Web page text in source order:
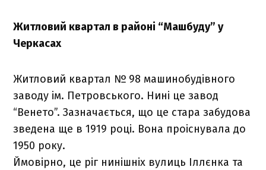
Житловий квартал в районі “Машбуду” у
Черкасах
Житловий квартал № 98 машинобудівного
заводу ім. Петровського. Нині це завод
“Венето”. Зазначається, що це стара забудова
зведена ще в 1919 році. Вона проіснувала до
1950 року.
Ймовірно, це ріг нинішніх вулиць Іллєнка та